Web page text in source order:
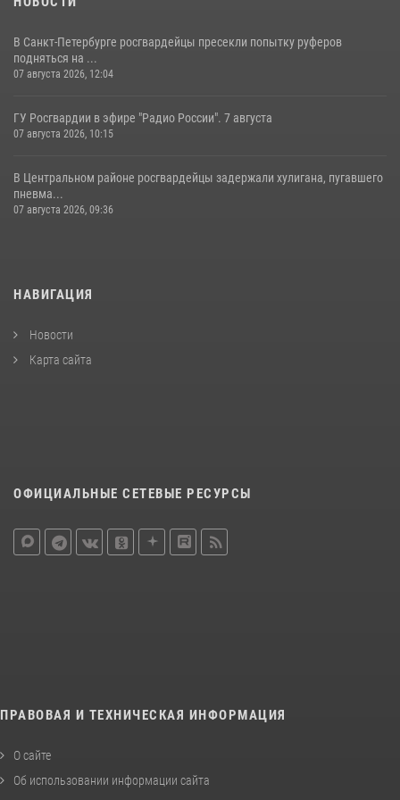
В Санкт-Петербурге росгвардейцы пресекли попытку руферов
подняться на ...
07 августа 2026, 12:04
ГУ Росгвардии в эфире "Радио России". 7 августа
07 августа 2026, 10:15
В Центральном районе росгвардейцы задержали хулигана, пугавшего
пневма...
07 августа 2026, 09:36
НАВИГАЦИЯ
Новости
Карта сайта
ОФИЦИАЛЬНЫЕ СЕТЕВЫЕ РЕСУРСЫ
ПРАВОВАЯ И ТЕХНИЧЕСКАЯ ИНФОРМАЦИЯ
О сайте
Об использовании информации сайта